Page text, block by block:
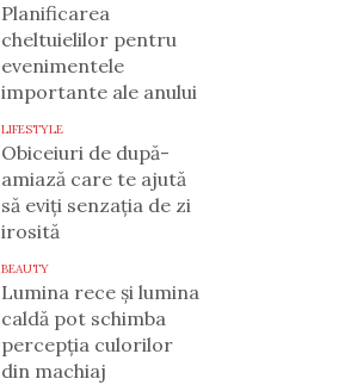
Planificarea
cheltuielilor pentru
evenimentele
importante ale anului
LIFESTYLE
Obiceiuri de după-
amiază care te ajută
să eviți senzația de zi
irosită
BEAUTY
Lumina rece și lumina
caldă pot schimba
percepția culorilor
din machiaj